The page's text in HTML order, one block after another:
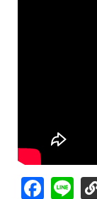
Facebook
Line